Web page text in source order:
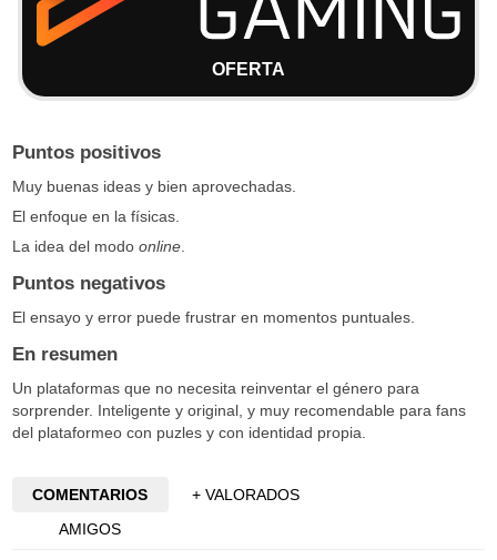
OFERTA
Puntos positivos
Muy buenas ideas y bien aprovechadas.
El enfoque en la físicas.
La idea del modoonline
Puntos negativos
El ensayo y error puede frustrar en momentos puntuales.
En resumen
Un plataformas que no necesita reinventar el género para
sorprender. Inteligente y original, y muy recomendable para fans
del plataformeo con puzles y con identidad propia.
COMENTARIOS
+ VALORADOS
AMIGOS